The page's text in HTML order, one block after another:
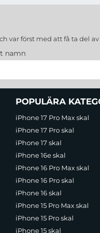
var först med att få ta del
namn
POPULÄRA
iPhone 17 Pro Max skal
iPhone 17 Pro skal
iPhone 17 skal
iPhone 16e skal
iPhone 16 Pro Max skal
iPhone 16 Pro skal
iPhone 16 skal
iPhone 15 Pro Max skal
iPhone 15 Pro skal
iPhone 15 skal